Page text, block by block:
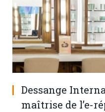
Dessange
maîtrise de l’e-